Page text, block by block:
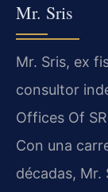
Mr. Sris
Mr. Sris, ex
consultor
Offices Of
Con una
décadas, Mr.